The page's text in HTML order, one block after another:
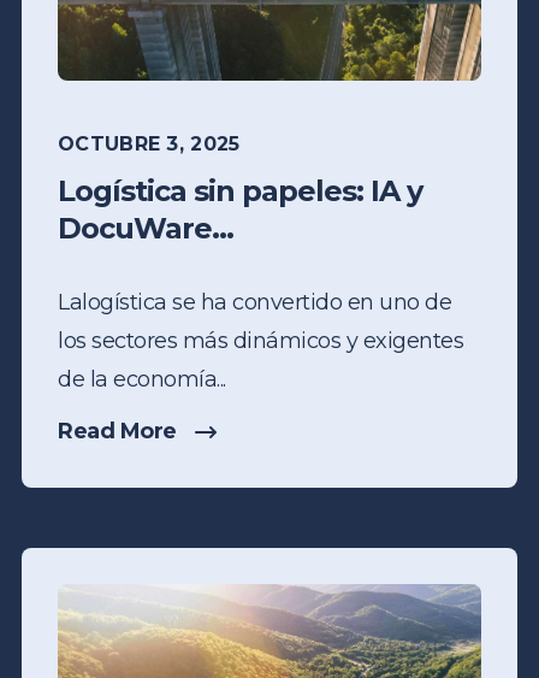
OCTUBRE 3, 2025
Logística sin papeles: IA y
DocuWare...
La logística se ha convertido en uno de
los sectores más dinámicos y exigentes
de la economía...
Read More